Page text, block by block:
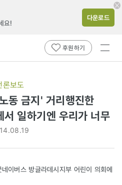
요!
다운로드
후원하기
전체
론보도
동 금지' 거리행진한
일하기엔 우리가 너무
이버스 방글라데시지부 어린이 의회에